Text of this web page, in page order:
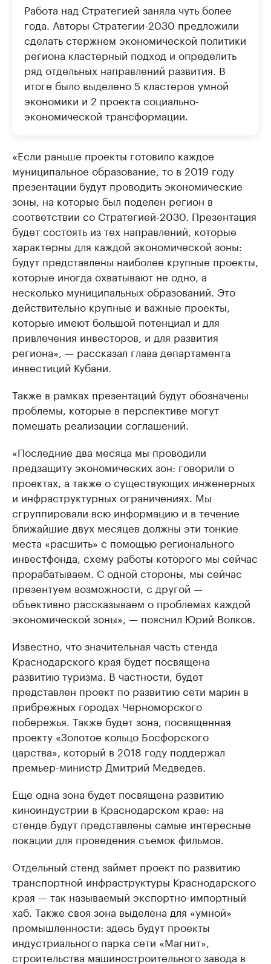
Работа над Стратегией заняла чуть более
года. Авторы Стратегии-2030 предложили
сделать стержнем экономической политики
региона кластерный подход и определить
ряд отдельных направлений развития. В
итоге было выделено 5 кластеров умной
экономики и 2 проекта социально-
экономической трансформации.
«Если раньше проекты готовило каждое
муниципальное образование, то в 2019 году
презентации будут проводить экономические
зоны, на которые был поделен регион в
соответствии со Стратегией-2030. Презентация
будет состоять из тех направлений, которые
характерны для каждой экономической зоны:
будут представлены наиболее крупные проекты,
которые иногда охватывают не одно, а
несколько муниципальных образований. Это
действительно крупные и важные проекты,
которые имеют большой потенциал и для
привлечения инвесторов, и для развития
региона», — рассказал глава департамента
инвестиций Кубани.
Также в рамках презентаций будут обозначены
проблемы, которые в перспективе могут
помешать реализации соглашений.
«Последние два месяца мы проводили
предзащиту экономических зон: говорили о
проектах, а также о существующих инженерных
и инфраструктурных ограничениях. Мы
сгруппировали всю информацию и в течение
ближайшие двух месяцев должны эти тонкие
места «расшить» с помощью регионального
инвестфонда, схему работы которого мы сейчас
прорабатываем. С одной стороны, мы сейчас
презентуем возможности, с другой —
объективно рассказываем о проблемах каждой
экономической зоны», — пояснил Юрий Волков.
Известно, что значительная часть стенда
Краснодарского края будет посвящена
развитию туризма. В частности, будет
представлен проект по развитию сети марин в
прибрежных городах Черноморского
побережья. Также будет зона, посвященная
проекту «Золотое кольцо Босфорского
царства», который в 2018 году поддержал
премьер-министр Дмитрий Медведев.
Еще одна зона будет посвящена развитию
киноиндустрии в Краснодарском крае: на
стенде будут представлены самые интересные
локации для проведения съемок фильмов.
Отдельный стенд займет проект по развитию
транспортной инфраструктуры Краснодарского
края — так называемый экспортно-импортный
хаб. Также своя зона выделена для «умной»
промышленности: здесь будут проекты
индустриального парка сети «Магнит»,
строительства машиностроительного завода в